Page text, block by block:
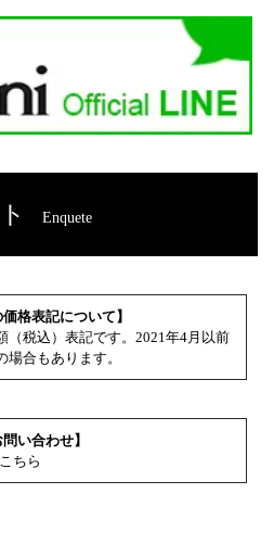
Enquete
価格表記について】
（税込）表記です。2021年4月以前
合もあります。
問い合わせ】
ちら